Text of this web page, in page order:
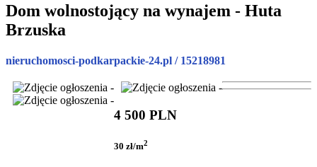
Dom wolnostojący na wynajem - Huta
Brzuska
nieruchomosci-podkarpackie-24.pl / 15218981
4 500 PLN
30 zł/m2